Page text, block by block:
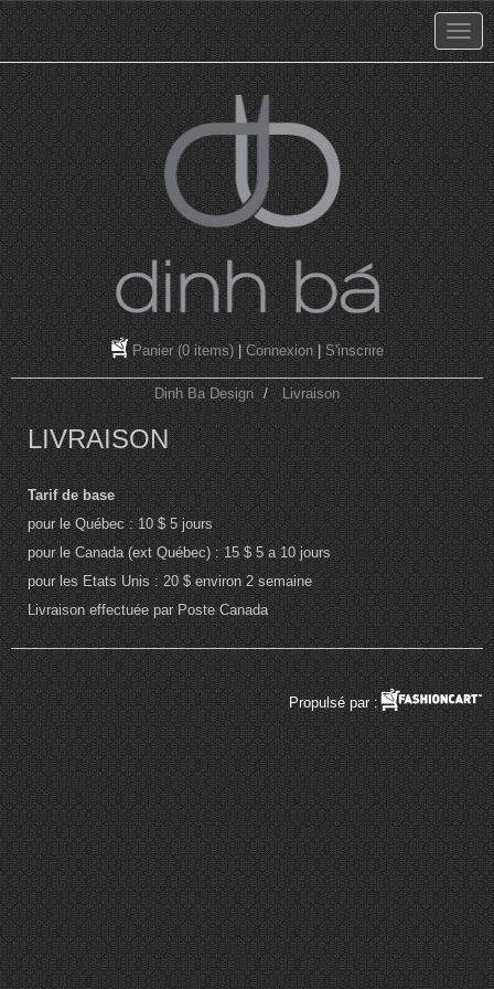
Panier (0 items)|Connexion|S'inscrire
Dinh Ba Design Livraison
LIVRAISON
Tarif de base
pour le Québec : 10 $ 5 jours
pour le Canada (ext Québec) : 15 $ 5 a 10 jours
pour les Etats Unis : 20 $ environ 2 semaine
Livraison effectuée par Poste Canada
Propulsé par :